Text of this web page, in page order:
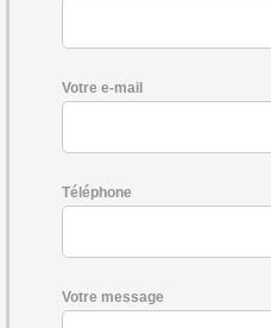
Votre e-mail
Téléphone
Votre message